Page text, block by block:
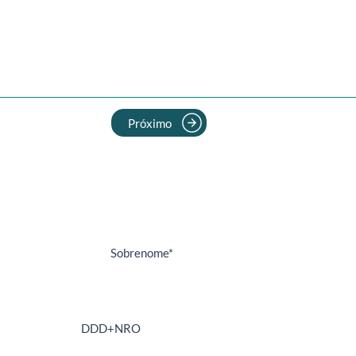
Próximo